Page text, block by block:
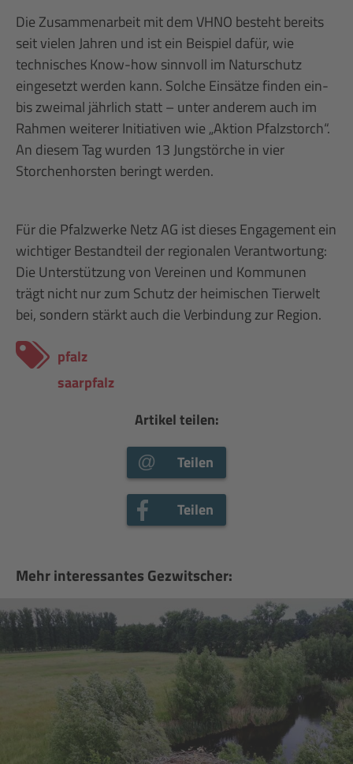
Die Zusammenarbeit mit dem VHNO besteht bereits
seit vielen Jahren und ist ein Beispiel dafür, wie
technisches Know-how sinnvoll im Naturschutz
eingesetzt werden kann. Solche Einsätze finden ein-
bis zweimal jährlich statt – unter anderem auch im
Rahmen weiterer Initiativen wie „Aktion Pfalzstorch“.
An diesem Tag wurden 13 Jungstörche in vier
Storchenhorsten beringt werden.
Für die Pfalzwerke Netz AG ist dieses Engagement ein
wichtiger Bestandteil der regionalen Verantwortung:
Die Unterstützung von Vereinen und Kommunen
trägt nicht nur zum Schutz der heimischen Tierwelt
bei, sondern stärkt auch die Verbindung zur Region.
pfalz
saarpfalz
Artikel teilen:
Teilen
Teilen
Mehr interessantes Gezwitscher: